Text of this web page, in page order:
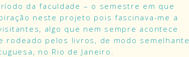
da faculdade – o semestre em que
neste projeto pois fascinava-me a
algo que nem sempre acontece
rodeado pelos livros, de modo semelhante
no Rio de Janeiro.